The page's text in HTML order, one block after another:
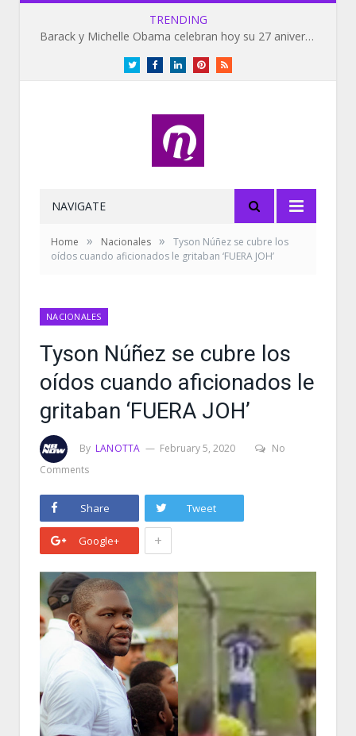
TRENDING
Barack y Michelle Obama celebran hoy su 27 aniversario de bodas
TwitterFacebookLinkedInPinterestRSS
NAVIGATE
Home » Nacionales »
Tyson Núñez se cubre los
oídos cuando aficionados le gritaban ‘FUERA JOH’
NACIONALES
Tyson Núñez se cubre los
oídos cuando aficionados le
gritaban ‘FUERA JOH’
By LANOTTA February 5, 2020
No
Comments
Share Tweet
Google+ +